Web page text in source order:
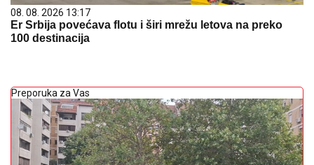
08. 08. 2026 13:17
Er Srbija povećava flotu i širi mrežu letova na preko
100 destinacija
Preporuka za Vas